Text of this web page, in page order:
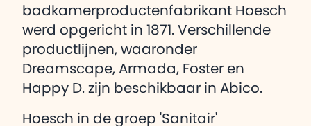
badkamerproductenfabrikant Hoesch
werd opgericht in 1871. Verschillende
productlijnen, waaronder
Dreamscape, Armada, Foster en
Happy D. zijn beschikbaar in Abico.
Hoesch in de groep 'Sanitair'